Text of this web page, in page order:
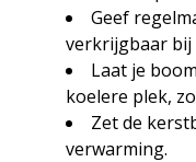
Geef
verkrijgbaar bij
Laat je
koelere plek,
Zet de
verwarming.